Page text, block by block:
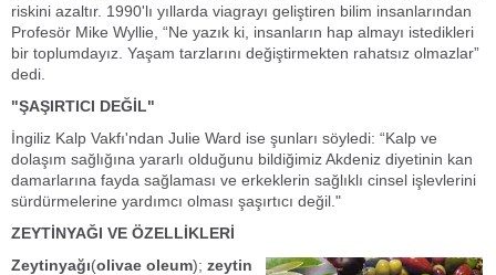
riskini azaltır. 1990'lı yıllarda viagrayı geliştiren bilim insanlarından
Profesör Mike Wyllie, “Ne yazık ki, insanların hap almayı istedikleri
bir toplumdayız. Yaşam tarzlarını değiştirmekten rahatsız olmazlar”
dedi.
"ŞAŞIRTICI DEĞİL"
İngiliz Kalp Vakfı'ndan Julie Ward ise şunları söyledi: “Kalp ve
dolaşım sağlığına yararlı olduğunu bildiğimiz Akdeniz diyetinin kan
damarlarına fayda sağlaması ve erkeklerin sağlıklı cinsel işlevlerini
sürdürmelerine yardımcı olması şaşırtıcı değil."
ZEYTİNYAĞI VE ÖZELLİKLERİ
Zeytinyağı(olivae oleum); zeytin